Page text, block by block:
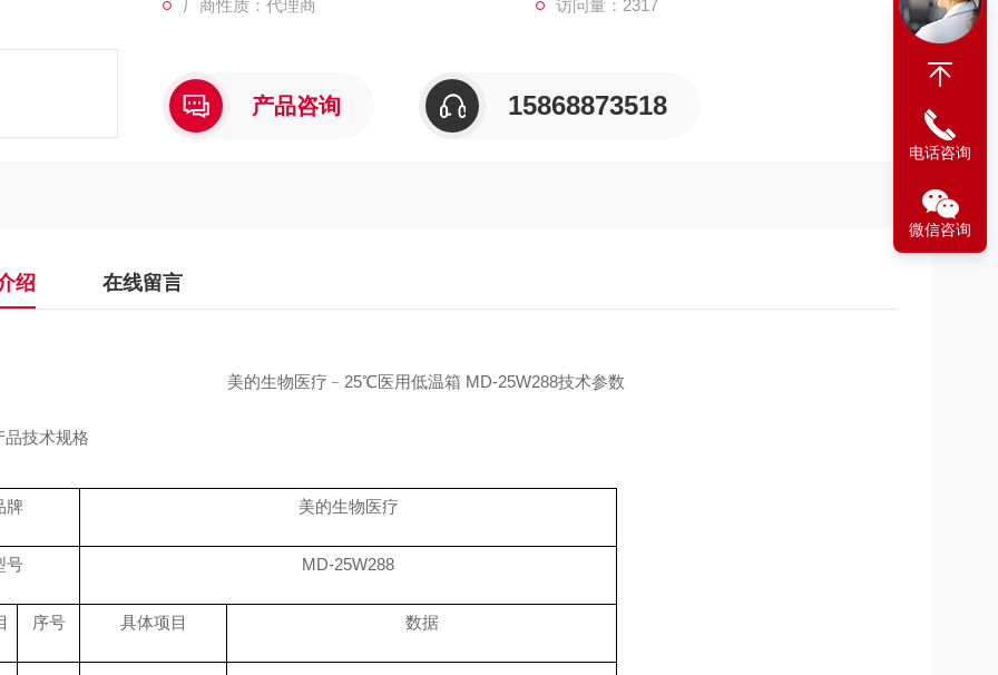
厂商性质：代理商 访问量：2317
产品咨询 15868873518
绍 在线留言
美的生物医疗﹣25℃医用低温箱 MD-25W288技术参数
品技术规格
牌 美的生物医疗
号 MD-25W288
序号 具体项目 数据
电话咨询
微信咨询